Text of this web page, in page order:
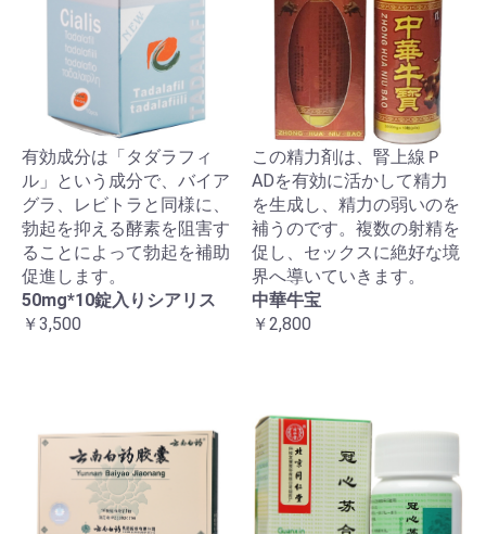
有効成分は「タダラフィ
ル」という成分で、バイア
グラ、レビトラと同様に、
勃起を抑える酵素を阻害す
ることによって勃起を補助
促進します。
50mg*10錠入りシアリス
￥3,500
この精力剤は、腎上線Ｐ
ADを有効に活かして精力
を生成し、精力の弱いのを
補うのです。複数の射精を
促し、セックスに絶好な境
界へ導いていきます。
中華牛宝
￥2,800